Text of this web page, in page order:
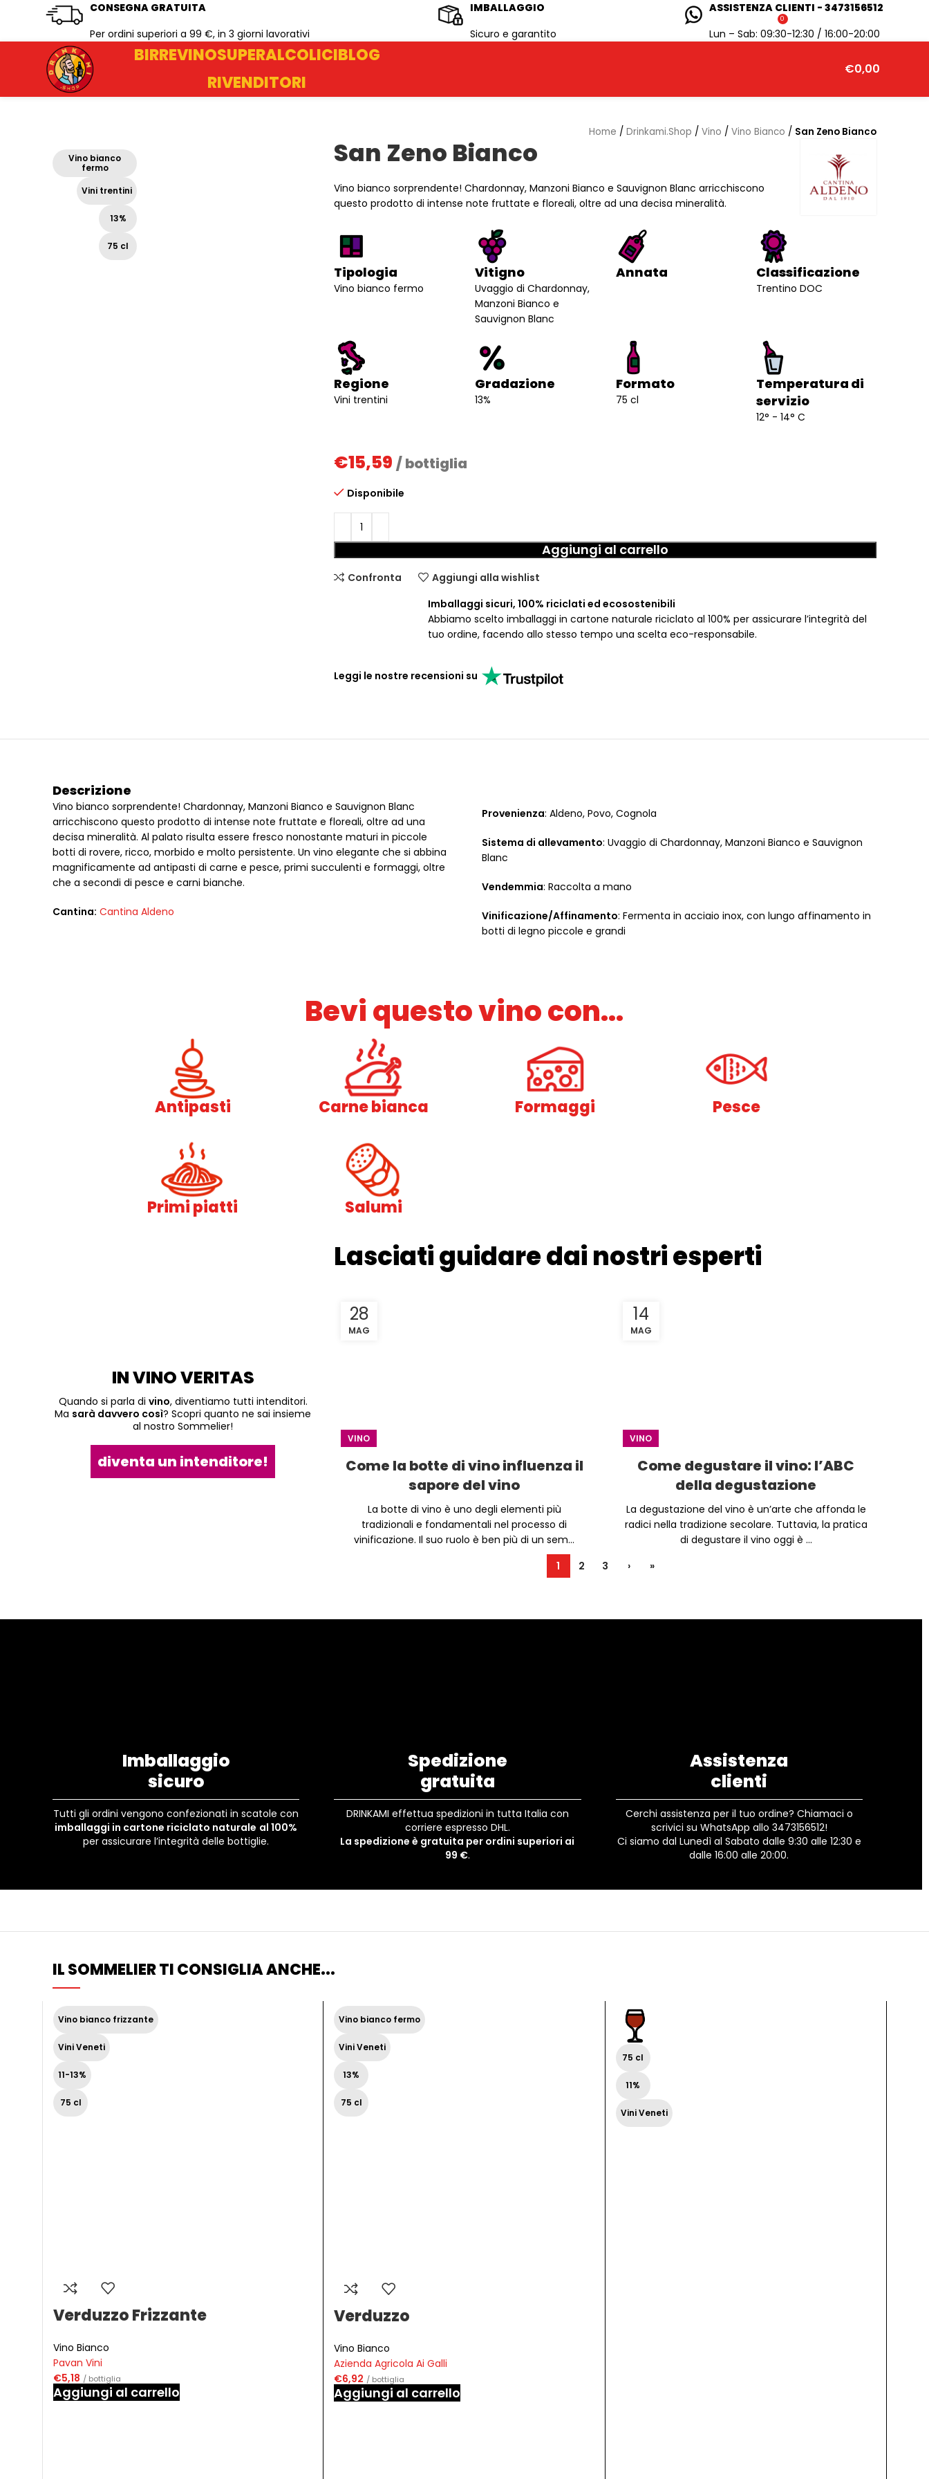
CONSEGNA GRATUITA
Per ordini superiori a 99 €, in 3 giorni lavorativi
IMBALLAGGIO
Sicuro e garantito
ASSISTENZA CLIENTI - 3473156512
Lun – Sab: 09:30-12:30 / 16:00-20:00
BIRREVINOSUPERALCOLICIBLOG
RIVENDITORI
0
€0,00
Home / Drinkami.Shop / Vino / Vino Bianco / San Zeno Bianco
Vino bianco
fermo
Vini trentini
13%
75 cl
San Zeno Bianco
Vino bianco sorprendente! Chardonnay, Manzoni Bianco e Sauvignon Blanc arricchiscono
questo prodotto di intense note fruttate e floreali, oltre ad una decisa mineralità.
Tipologia
Vino bianco fermo
Vitigno
Uvaggio di Chardonnay,
Manzoni Bianco e
Sauvignon Blanc
Annata Classificazione
Trentino DOC
Regione
Vini trentini
Gradazione
13%
Formato
75 cl
Temperatura di
servizio
12° - 14° C
€15,59 / bottiglia
Disponibile
Aggiungi al carrello
Confronta
Aggiungi alla wishlist
Imballaggi sicuri, 100% riciclati ed ecosostenibili
Abbiamo scelto imballaggi in cartone naturale riciclato al 100% per assicurare l’integrità del
tuo ordine, facendo allo stesso tempo una scelta eco-responsabile.
Leggi le nostre recensioni su
Descrizione
Vino bianco sorprendente! Chardonnay, Manzoni Bianco e Sauvignon Blanc
arricchiscono questo prodotto di intense note fruttate e floreali, oltre ad una
decisa mineralità. Al palato risulta essere fresco nonostante maturi in piccole
botti di rovere, ricco, morbido e molto persistente. Un vino elegante che si abbina
magnificamente ad antipasti di carne e pesce, primi succulenti e formaggi, oltre
che a secondi di pesce e carni bianche.
Cantina: Cantina Aldeno
Provenienza: Aldeno, Povo, Cognola
Sistema di allevamento: Uvaggio di Chardonnay, Manzoni Bianco e Sauvignon
Blanc
Vendemmia: Raccolta a mano
Vinificazione/Affinamento: Fermenta in acciaio inox, con lungo affinamento in
botti di legno piccole e grandi
Bevi questo vino con...
Antipasti Carne bianca Formaggi Pesce
Primi piatti Salumi
IN VINO VERITAS
Quando si parla di vino, diventiamo tutti intenditori.
Ma sarà davvero così? Scopri quanto ne sai insieme
al nostro Sommelier!
diventa un intenditore!
Lasciati guidare dai nostri esperti
28
MAG
VINO
Come la botte di vino influenza il
sapore del vino
La botte di vino è uno degli elementi più
tradizionali e fondamentali nel processo di
vinificazione. Il suo ruolo è ben più di un sem...
14
MAG
VINO
Come degustare il vino: l’ABC
della degustazione
La degustazione del vino è un’arte che affonda le
radici nella tradizione secolare. Tuttavia, la pratica
di degustare il vino oggi è ...
1
2 3 › »
Imballaggio
sicuro
Tutti gli ordini vengono confezionati in scatole con
imballaggi in cartone riciclato naturale al 100%
per assicurare l’integrità delle bottiglie.
Spedizione
gratuita
DRINKAMI effettua spedizioni in tutta Italia con
corriere espresso DHL.
La spedizione è gratuita per ordini superiori ai
99 €.
Assistenza
clienti
Cerchi assistenza per il tuo ordine? Chiamaci o
scrivici su WhatsApp allo 3473156512!
Ci siamo dal Lunedì al Sabato dalle 9:30 alle 12:30 e
dalle 16:00 alle 20:00.
IL SOMMELIER TI CONSIGLIA ANCHE...
Vino bianco frizzante
Vini Veneti
11-13%
75 cl
Verduzzo Frizzante
Vino Bianco
Pavan Vini
€5,18 / bottiglia
Aggiungi al carrello
Vino bianco fermo
Vini Veneti
13%
75 cl
Verduzzo
Vino Bianco
Azienda Agricola Ai Galli
€6,92 / bottiglia
Aggiungi al carrello
75 cl
11%
Vini Veneti